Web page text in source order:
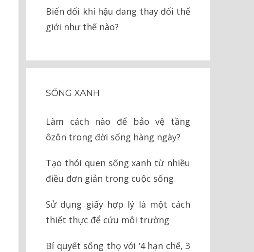
Biến đổi khí hậu đang thay đổi thế
giới như thế nào?
SỐNG XANH
Làm cách nào để bảo vệ tầng
ôzôn trong đời sống hàng ngày?
Tạo thói quen sống xanh từ nhiều
điều đơn giản trong cuộc sống
Sử dụng giấy hợp lý là một cách
thiết thực để cứu môi trường
Bí quyết sống thọ với ‘4 hạn chế, 3